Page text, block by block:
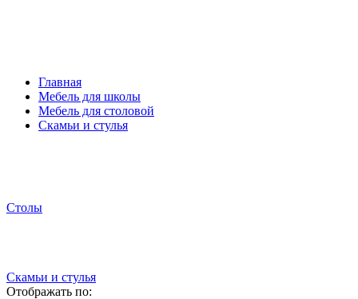
Главная
Мебель для школы
Мебель для столовой
Скамьи и стулья
Столы
Скамьи и стулья
Отображать по: